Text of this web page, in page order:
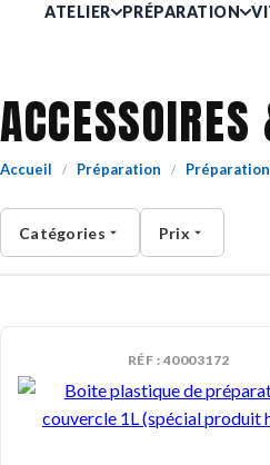
ATELIER PRÉPARATION
Accueil / Préparation /
Catégories Prix
RÉF : 40003172